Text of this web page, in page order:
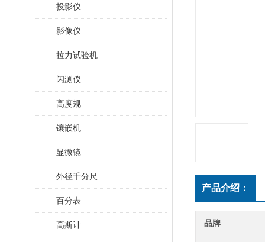
投影仪
影像仪
拉力试验机
闪测仪
高度规
镶嵌机
显微镜
外径千分尺
百分表
高斯计
产品介绍：
品牌